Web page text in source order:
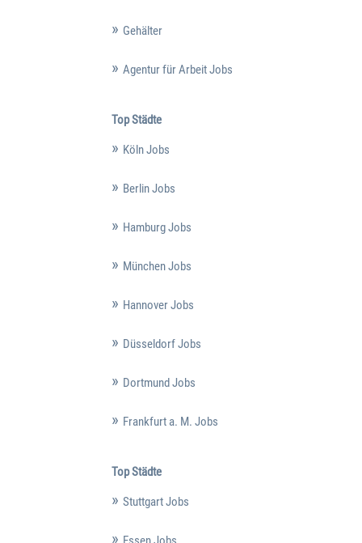
Gehälter
Agentur für Arbeit Jobs
Top Städte
Köln Jobs
Berlin Jobs
Hamburg Jobs
München Jobs
Hannover Jobs
Düsseldorf Jobs
Dortmund Jobs
Frankfurt a. M. Jobs
Top Städte
Stuttgart Jobs